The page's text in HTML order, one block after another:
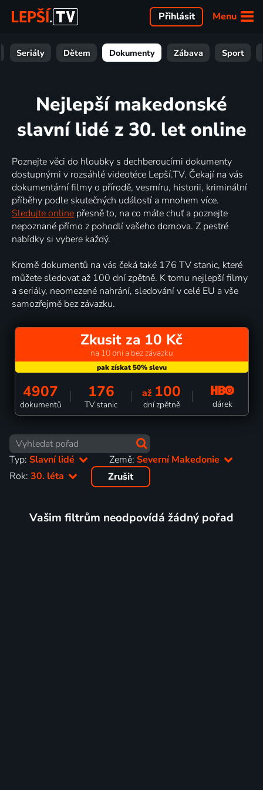
Menu
Přihlásit
Seriály Dětem Dokumenty Zábava Sport
Nejlepší makedonské
slavní lidé z 30. let online
Poznejte věci do hloubky s dechberoucími dokumenty
dostupnými v rozsáhlé videotéce Lepší.TV. Čekají na vás
dokumentární filmy o přírodě, vesmíru, historii, kriminální
příběhy podle skutečných událostí a mnohem více.
Sledujte online přesně to, na co máte chuť a poznejte
nepoznané přímo z pohodlí vašeho domova. Z pestré
nabídky si vybere každý.
Kromě dokumentů na vás čeká také 176 TV stanic, které
můžete sledovat až 100 dní zpětně. K tomu nejlepší filmy
a seriály, neomezené nahrání, sledování v celé EU a vše
samozřejmě bez závazku.
Zkusit za 10 Kč
na 10 dní a bez závazku
4907
dokumentů
176
TV stanic
až 100
dní zpětně dárek
Typ: Slavní lidé Země:Severní Makedonie
Rok: 30. léta Zrušit
Vašim filtrům neodpovídá žádný pořad